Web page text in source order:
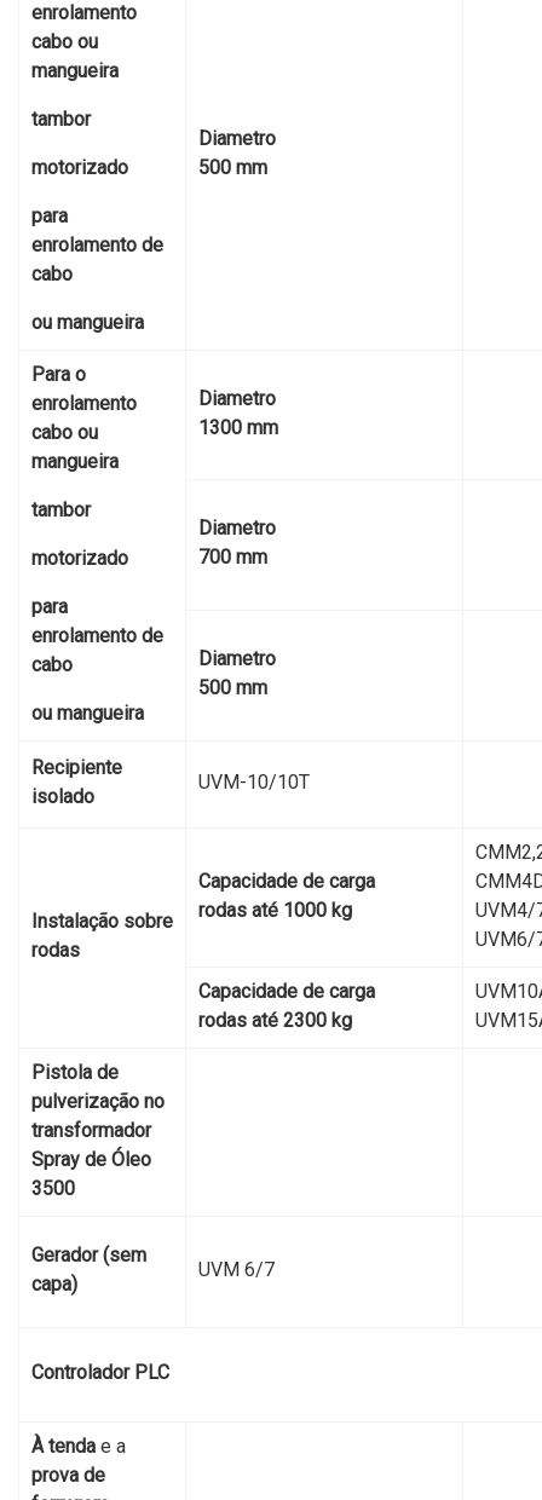
enrolamento
cabo ou
mangueira
tambor
motorizado
para
enrolamento de
cabo
ou mangueira
Diametro
500 mm
Para o
enrolamento
cabo ou
mangueira
tambor
motorizado
para
enrolamento de
cabo
ou mangueira
Diametro
1300 mm
Diametro
700 mm
Diametro
500 mm
Recipiente
isolado
UVM-10/10Т
Instalação sobre
rodas
Capacidade de carga
rodas até 1000 kg
UVM4/
UVM6/
Capacidade de carga
rodas até 2300 kg
Pistola de
pulverização no
transformador
Spray de Óleo
3500
Gerador (sem
capa)
UVM 6/7
Controlador PLC
À tenda e a
prova de